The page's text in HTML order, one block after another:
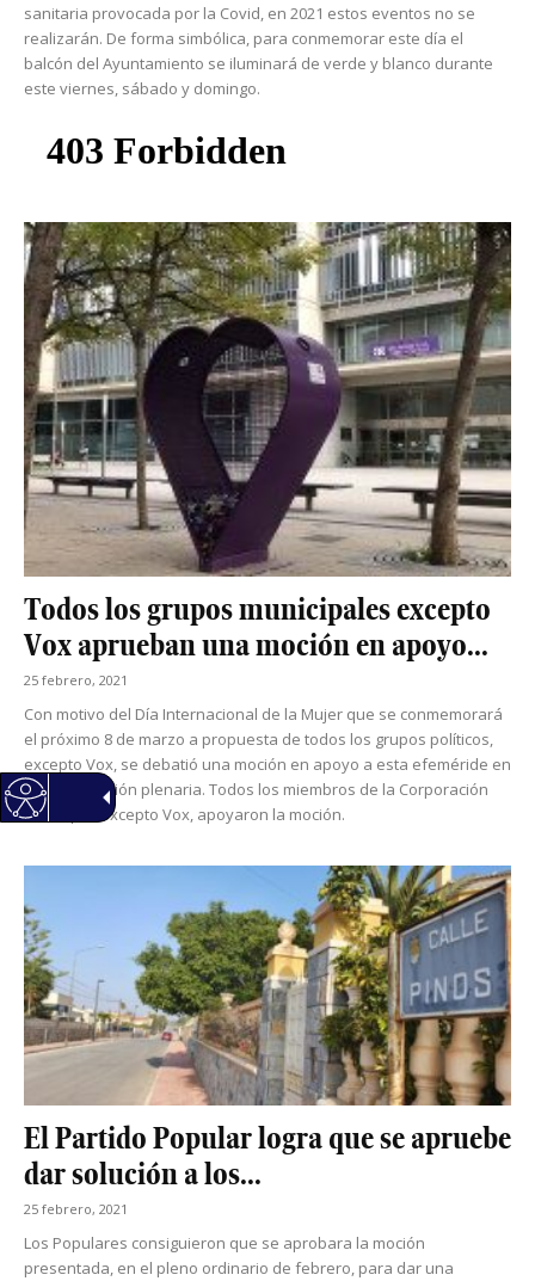
sanitaria provocada por la Covid, en 2021 estos eventos no se
realizarán. De forma simbólica, para conmemorar este día el
balcón del Ayuntamiento se iluminará de verde y blanco durante
este viernes, sábado y domingo.
Todos los grupos municipales excepto
Vox aprueban una moción en apoyo...
25 febrero, 2021
Con motivo del Día Internacional de la Mujer que se conmemorará
el próximo 8 de marzo a propuesta de todos los grupos políticos,
excepto Vox, se debatió una moción en apoyo a esta efeméride en
la última sesión plenaria. Todos los miembros de la Corporación
Municipal, excepto Vox, apoyaron la moción.
El Partido Popular logra que se apruebe
dar solución a los...
25 febrero, 2021
Los Populares consiguieron que se aprobara la moción
presentada, en el pleno ordinario de febrero, para dar una